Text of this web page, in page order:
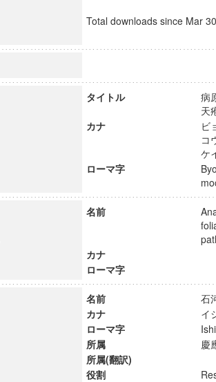
Total downloads since Mar
タイトル
病
天
カナ
ビ
コ
ケ
ローマ字
名前
カナ
ローマ字
名前
石
カナ
イ
ローマ字
所属
慶
所属(翻訳)
役割